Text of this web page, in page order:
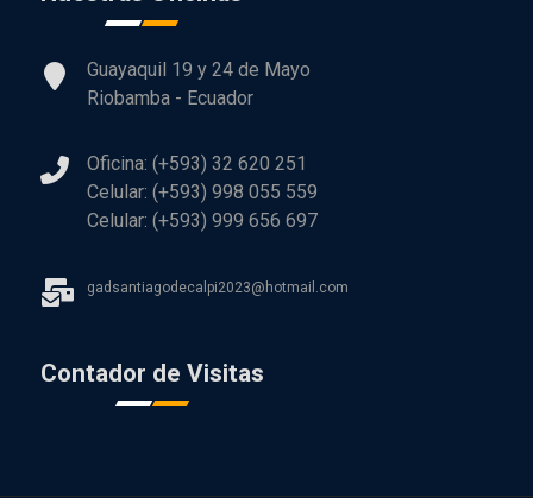
Guayaquil 19 y 24 de Mayo
Riobamba - Ecuador
Oficina: (+593) 32 620 251
Celular: (+593) 998 055 559
Celular: (+593) 999 656 697
gadsantiagodecalpi2023@hotmail.com
Contador de Visitas